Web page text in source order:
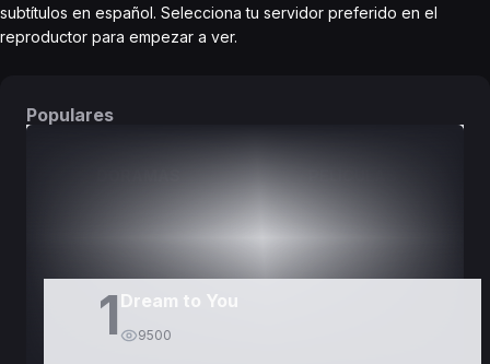
subtítulos en español. Selecciona tu servidor preferido en el
reproductor para empezar a ver.
Populares
1 Dream to You
9500